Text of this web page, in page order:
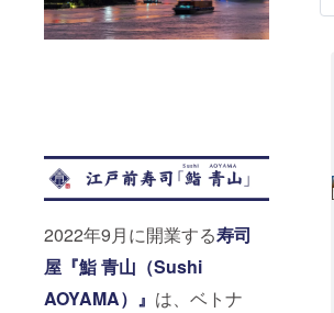
2022年9月に開業する寿司
屋『鮨 青山（Sushi
AOYAMA）』 は、ベトナ